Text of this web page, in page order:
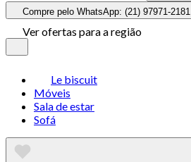
Compre pelo WhatsApp: (21) 97971-2181
Ver ofertas para a região
Le biscuit
Móveis
Sala de estar
Sofá